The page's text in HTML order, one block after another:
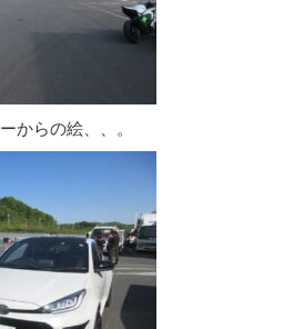
からの絵、、。